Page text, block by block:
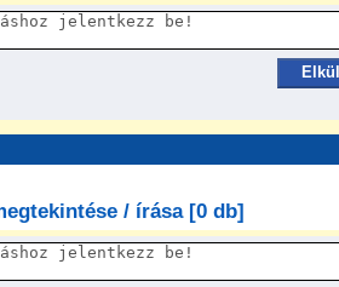
/ írása [0 db]